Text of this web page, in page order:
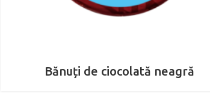
Bănuți de ciocolată neagră